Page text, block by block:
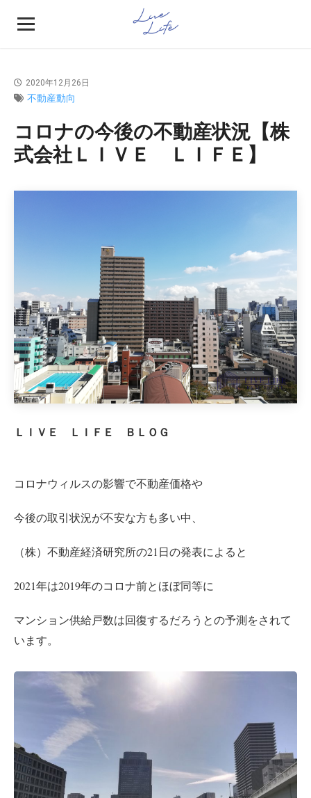
2020年12月26日
不動産動向
コロナの今後の不動産状況【株
式会社ＬＩＶＥ ＬＩＦＥ】
ＬＩＶＥ ＬＩＦＥ ＢＬＯＧ
コロナウィルスの影響で不動産価格や
今後の取引状況が不安な方も多い中、
（株）不動産経済研究所の21日の発表によると
2021年は2019年のコロナ前とほぼ同等に
マンション供給戸数は回復するだろうとの予測をされて
います。